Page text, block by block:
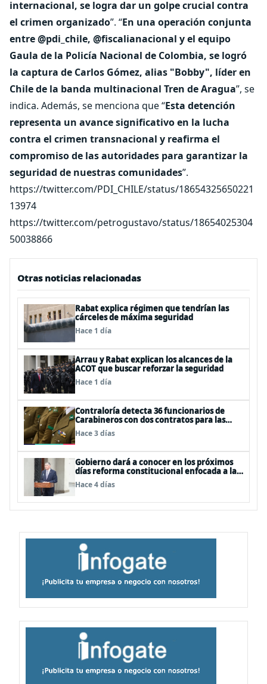
internacional, se logra dar un golpe crucial contra
el crimen organizado”. “En una operación conjunta
entre @pdi_chile, @fiscalianacional y el equipo
Gaula de la Policía Nacional de Colombia, se logró
la captura de Carlos Gómez, alias "Bobby", líder en
Chile de la banda multinacional Tren de Aragua”, se
indica. Además, se menciona que “Esta detención
representa un avance significativo en la lucha
contra el crimen transnacional y reafirma el
compromiso de las autoridades para garantizar la
seguridad de nuestras comunidades”.
https://twitter.com/PDI_CHILE/status/18654325650221
13974
https://twitter.com/petrogustavo/status/18654025304
50038866
Otras noticias relacionadas
Rabat explica régimen que tendrían las
cárceles de máxima seguridad
Hace 1 día
Arrau y Rabat explican los alcances de la
ACOT que buscar reforzar la seguridad
Hace 1 día
Contraloría detecta 36 funcionarios de
Carabineros con dos contratos para las
mismas funciones
Hace 3 días
Gobierno dará a conocer en los próximos
días reforma constitucional enfocada a la
seguridad
Hace 4 días